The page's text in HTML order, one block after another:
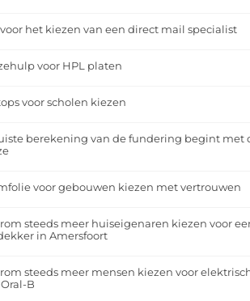
voor het kiezen van een direct mail specialist
voor HPL platen
voor scholen kiezen
berekening van de fundering begint met
voor gebouwen kiezen met vertrouwen
steeds meer huiseigenaren kiezen voor
in Amersfoort
steeds meer mensen kiezen voor
B